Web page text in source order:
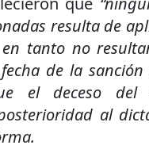
resulta de
tanto no
de la sanción
el deceso del
al